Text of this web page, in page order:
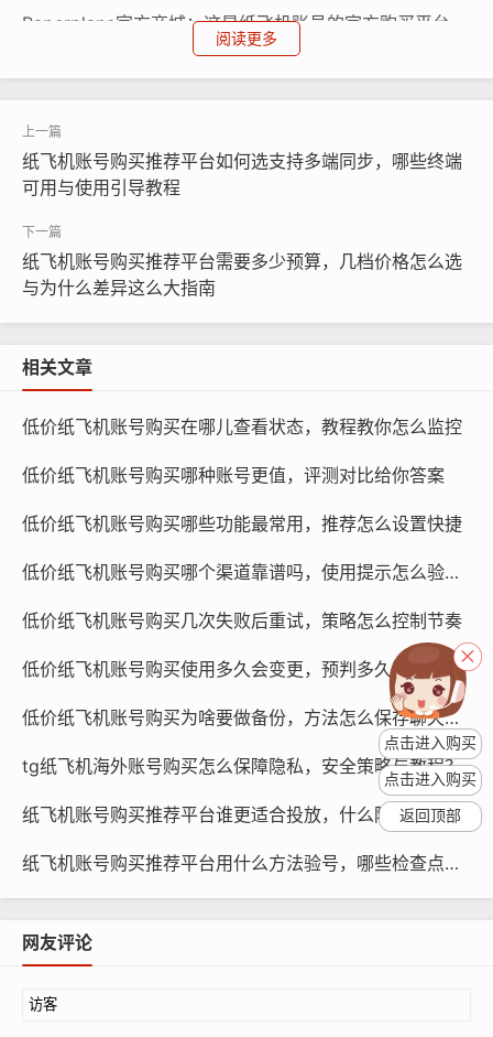
Paperplane官方商城：这是纸飞机账号的官方购买平台，
您可以在这里购买到最优质、最安全的纸飞机账号。
纸飞机账号购买, 在线购买tg账号, 电报聊天账号购买,wdd
纸飞机账号交易平台：这类平台通常提供大量的纸飞机账
性和可靠性。
社交媒体账号交易市场：这类平台通常提供各种社交媒体
账号，包括纸飞机账号，在选择购买时,请务必了解账号的
购买纸飞机账号后，您需要持续监测账号的运行状况，以
确保账号的安全和稳定,以下是一些建议：
阅读更多
纸飞机账号购买推荐平台如何选支持多端同步，哪些终端
可用与使用引导教程
纸飞机账号购买推荐平台需要多少预算，几档价格怎么选
与为什么差异这么大指南
相关文章
低价纸飞机账号购买在哪儿查看状态，教程教你怎么监控
低价纸飞机账号购买哪种账号更值，评测对比给你答案
低价纸飞机账号购买哪些功能最常用，推荐怎么设置快捷
低价纸飞机账号购买哪个渠道靠谱吗，使用提示怎么验证真伪
低价纸飞机账号购买几次失败后重试，策略怎么控制节奏
低价纸飞机账号购买使用多久会变更，预判多久需要更换
低价纸飞机账号购买为啥要做备份，方法怎么保存聊天数据
tg纸飞机海外账号购买怎么保障隐私，安全策略与教程？
纸飞机账号购买推荐平台谁更适合投放，什么阶段选哪类账号与策略方法
纸飞机账号购买推荐平台用什么方法验号，哪些检查点有效与如何快速测试学习
网友评论
点击进入购买
点击进入购买
返回顶部